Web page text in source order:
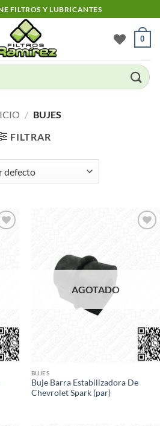
FILTROS Y LUBRICANTES
0
/ BUJES
FILTRAR
AGOTADO
BUJES
Buje Barra Estabilizadora De
Chevrolet Spark (par)